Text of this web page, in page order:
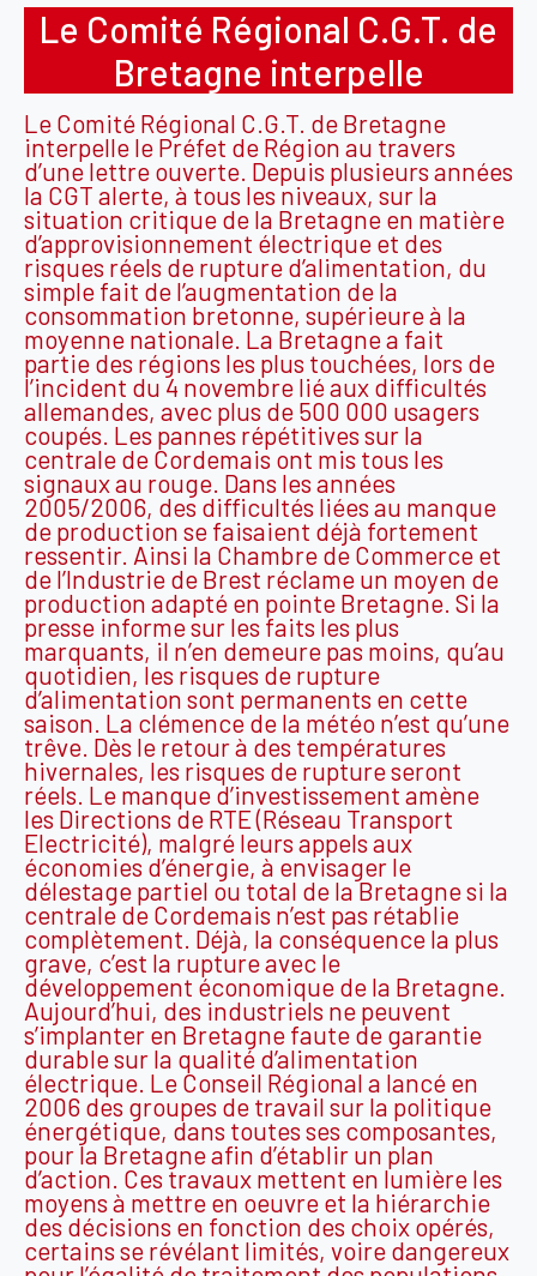
Le Comité Régional C.G.T. de
Bretagne interpelle
Le Comité Régional C.G.T. de Bretagne
interpelle le Préfet de Région au travers
d’une lettre ouverte. Depuis plusieurs années
la CGT alerte, à tous les niveaux, sur la
situation critique de la Bretagne en matière
d’approvisionnement électrique et des
risques réels de rupture d’alimentation, du
simple fait de l’augmentation de la
consommation bretonne, supérieure à la
moyenne nationale. La Bretagne a fait
partie des régions les plus touchées, lors de
l’incident du 4 novembre lié aux difficultés
allemandes, avec plus de 500 000 usagers
coupés. Les pannes répétitives sur la
centrale de Cordemais ont mis tous les
signaux au rouge. Dans les années
2005/2006, des difficultés liées au manque
de production se faisaient déjà fortement
ressentir. Ainsi la Chambre de Commerce et
de l’Industrie de Brest réclame un moyen de
production adapté en pointe Bretagne. Si la
presse informe sur les faits les plus
marquants, il n’en demeure pas moins, qu’au
quotidien, les risques de rupture
d’alimentation sont permanents en cette
saison. La clémence de la météo n’est qu’une
trêve. Dès le retour à des températures
hivernales, les risques de rupture seront
réels. Le manque d’investissement amène
les Directions de RTE (Réseau Transport
Electricité), malgré leurs appels aux
économies d’énergie, à envisager le
délestage partiel ou total de la Bretagne si la
centrale de Cordemais n’est pas rétablie
complètement. Déjà, la conséquence la plus
grave, c’est la rupture avec le
développement économique de la Bretagne.
Aujourd’hui, des industriels ne peuvent
s’implanter en Bretagne faute de garantie
durable sur la qualité d’alimentation
électrique. Le Conseil Régional a lancé en
2006 des groupes de travail sur la politique
énergétique, dans toutes ses composantes,
pour la Bretagne afin d’établir un plan
d’action. Ces travaux mettent en lumière les
moyens à mettre en oeuvre et la hiérarchie
des décisions en fonction des choix opérés,
certains se révélant limités, voire dangereux